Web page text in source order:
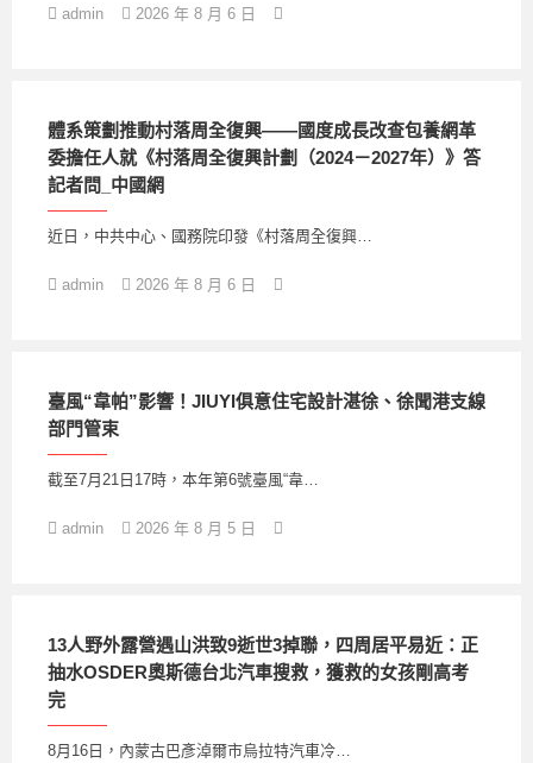
admin 2026 年 8 月 6 日
體系策劃推動村落周全復興——國度成長改查包養網革
委擔任人就《村落周全復興計劃（2024－2027年）》答
記者問_中國網
近日，中共中心、國務院印發《村落周全復興…
admin 2026 年 8 月 6 日
臺風“韋帕”影響！JIUYI俱意住宅設計湛徐、徐聞港支線
部門管束
截至7月21日17時，本年第6號臺風“韋…
admin 2026 年 8 月 5 日
13人野外露營遇山洪致9逝世3掉聯，四周居平易近：正
抽水OSDER奧斯德台北汽車搜救，獲救的女孩剛高考
完
8月16日，內蒙古巴彥淖爾市烏拉特汽車冷…